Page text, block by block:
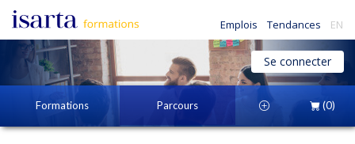
Emplois Tendances EN
Se connecter
Formations Parcours (0)